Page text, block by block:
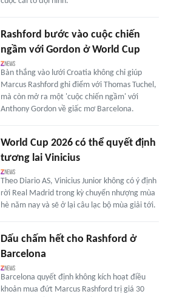
Rashford bước vào cuộc chiến
ngầm với Gordon ở World Cup
Bàn thắng vào lưới Croatia không chỉ giúp
Marcus Rashford ghi điểm với Thomas Tuchel,
mà còn mở ra một 'cuộc chiến ngầm' với
Anthony Gordon về giấc mơ Barcelona.
World Cup 2026 có thể quyết định
tương lai Vinicius
Theo Diario AS, Vinicius Junior không có ý định
rời Real Madrid trong kỳ chuyển nhượng mùa
hè năm nay và sẽ ở lại câu lạc bộ mùa giải tới.
Dấu chấm hết cho Rashford ở
Barcelona
Barcelona quyết định không kích hoạt điều
khoản mua đứt Marcus Rashford trị giá 30